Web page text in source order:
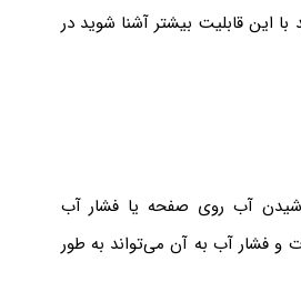
این قابلیت بیشتر آشنا شوید در
آب روی صفحه یا فشار آب
و فشار آب به آن می‌تواند به طور